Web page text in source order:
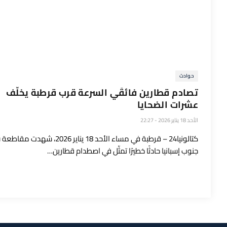
حوادث
تصادم قطارين فائقَي السرعة قرب قرطبة يخلّف
عشرات الضحايا
الأحد 18 يناير 2026 - 22:27
كتالونيا24 – قرطبة في مساء الأحد 18 يناير
جنوب إسبانيا حادثًا خطيرًا تمثّل في اصطدام قطارين…